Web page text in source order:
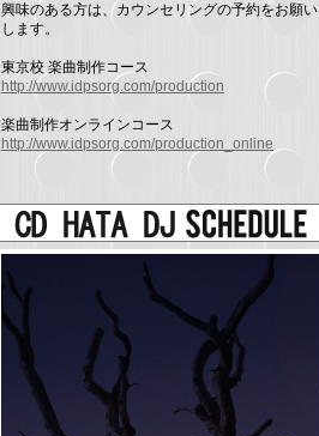
興味のある方は、カウンセリングの予約をお願い
します。
東京校 楽曲制作コース
http://www.idpsorg.com/production
楽曲制作オンラインコース
http://www.idpsorg.com/production_online